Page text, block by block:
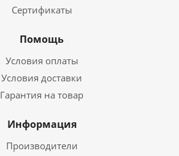
Сертификаты
Помощь
Условия оплаты
Условия доставки
Гарантия на товар
Информация
Производители